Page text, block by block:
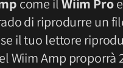
come ilWiim Pro
di riprodurre un
il tuo lettore
Wiim Amp proporrà